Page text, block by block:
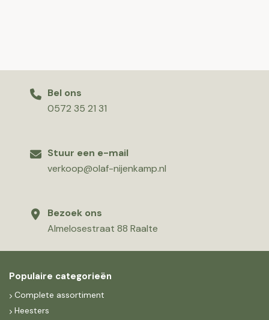
Bel ons
0572 35 21 31
Stuur een e-mail
verkoop@olaf-nijenkamp.nl
Bezoek ons
Almelosestraat 88 Raalte
Populaire categorieën
Complete assortiment
Heesters